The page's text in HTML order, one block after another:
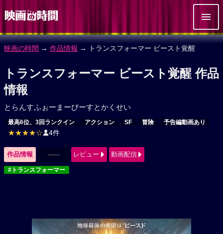
映画の時間 → 作品情報 → トランスフォーマー ビースト覚醒
トランスフォーマー ビースト覚醒 作品
情報
とらんすふぉーまーびーすとかくせい
最高6位、3回ランクイン アクション SF 冒険 予告編動画あり
★★★★☆ 4件
作品情報 ------ レビュー 動画配信
#トランスフォーマー